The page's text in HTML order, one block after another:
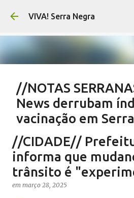
Pular para o
VIVA! Serra Negra
//NOTAS
News derrubam
vacinação em
SAÚDE SERRA NEGRA
VIVA! SERRA NEGRA NO AR
0
//CIDADE//
informa que
trânsito é
em março 28, 2025